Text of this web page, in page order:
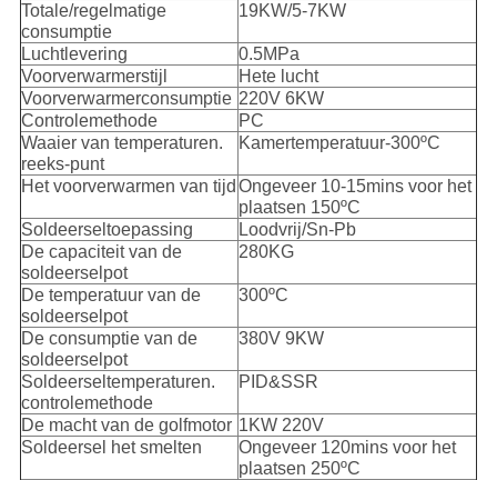
Totale/regelmatige
consumptie
19KW/5-7KW
Luchtlevering
0.5MPa
Voorverwarmerstijl
Hete lucht
Voorverwarmerconsumptie 220V 6KW
Controlemethode
PC
Waaier van temperaturen.
reeks-punt
Kamertemperatuur-300ºC
Het voorverwarmen van tijd Ongeveer 10-15mins voor het
plaatsen 150ºC
Soldeerseltoepassing
Loodvrij/Sn-Pb
De capaciteit van de
soldeerselpot
280KG
De temperatuur van de
soldeerselpot
300ºC
De consumptie van de
soldeerselpot
380V 9KW
Soldeerseltemperaturen.
controlemethode
PID&SSR
De macht van de golfmotor 1KW 220V
Soldeersel het smelten
Ongeveer 120mins voor het
plaatsen 250ºC